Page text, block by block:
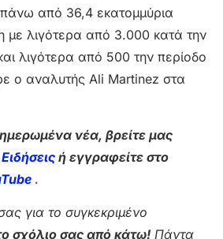
από 36,4 εκατομμύρια
με λιγότερα από 3.000 κατά την
λιγότερα από 500 την περίοδο
ο αναλυτής Ali Martinez στα
νέα, βρείτε μας
Ειδήσεις ή εγγραφείτε στο
.
για το συγκεκριμένο
σχόλιο σας από κάτω! Πάντα